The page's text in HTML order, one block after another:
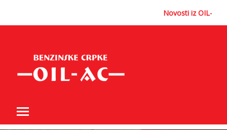
Novosti iz OIL-AC: